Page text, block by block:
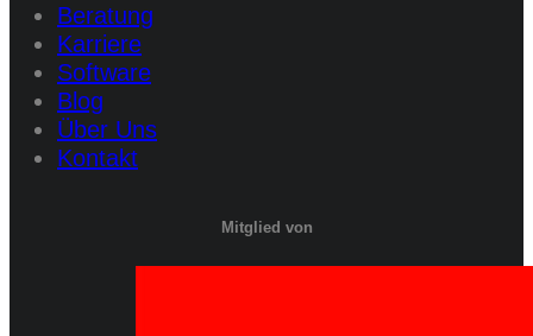
Beratung
Karriere
Software
Blog
Über Uns
Kontakt
Mitglied von